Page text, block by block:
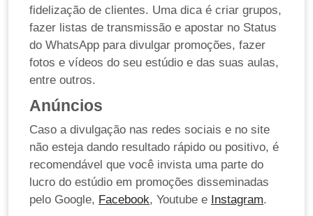
fidelização de clientes. Uma dica é criar grupos,
fazer listas de transmissão e apostar no Status
do WhatsApp para divulgar promoções, fazer
fotos e vídeos do seu estúdio e das suas aulas,
entre outros.
Anúncios
Caso a divulgação nas redes sociais e no site
não esteja dando resultado rápido ou positivo, é
recomendável que você invista uma parte do
lucro do estúdio em promoções disseminadas
pelo Google, Facebook, Youtube e Instagram.